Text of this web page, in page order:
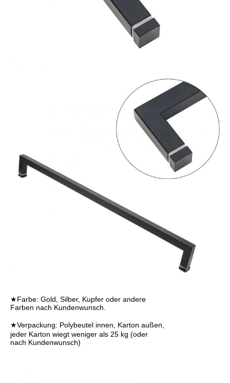
★Farbe: Gold, Silber, Kupfer oder andere
Farben nach Kundenwunsch.
★Verpackung: Polybeutel innen, Karton außen,
jeder Karton wiegt weniger als 25 kg (oder
nach Kundenwunsch)